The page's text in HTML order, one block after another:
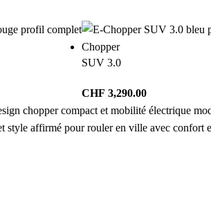
Chopper
SUV 3.0
CHF 3,290.00